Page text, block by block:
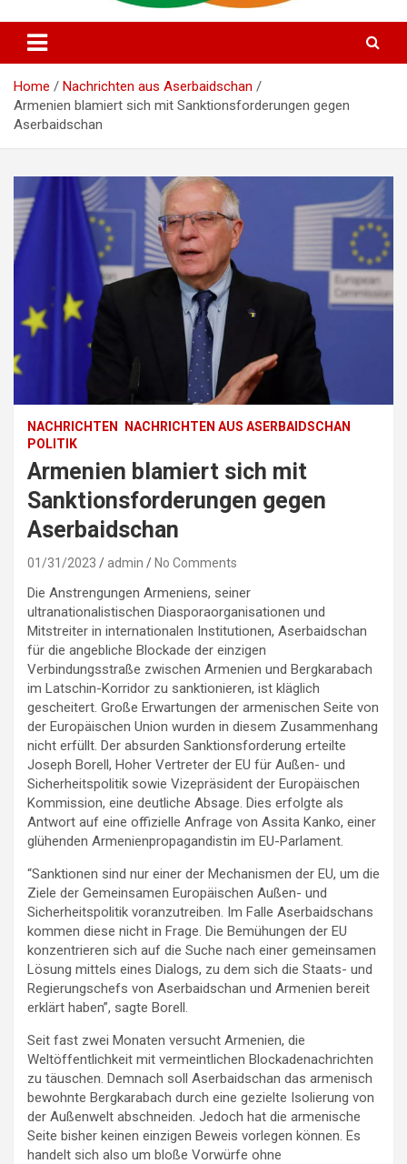
Deutsch Aserbaidschanisches
Kulturhaus e.V
Home
Nachrichten aus Aserbaidschan
Armenien blamiert sich mit Sanktionsforderungen gegen
Aserbaidschan
NACHRICHTEN
NACHRICHTEN AUS ASERBAIDSCHAN
POLITIK
Armenien blamiert sich mit
Sanktionsforderungen gegen
Aserbaidschan
01/31/2023 admin No Comments
Die Anstrengungen Armeniens, seiner
ultranationalistischen Diasporaorganisationen und
Mitstreiter in internationalen Institutionen, Aserbaidschan
für die angebliche Blockade der einzigen
Verbindungsstraße zwischen Armenien und Bergkarabach
im Latschin-Korridor zu sanktionieren, ist kläglich
gescheitert. Große Erwartungen der armenischen Seite von
der Europäischen Union wurden in diesem Zusammenhang
nicht erfüllt. Der absurden Sanktionsforderung erteilte
Joseph Borell, Hoher Vertreter der EU für Außen- und
Sicherheitspolitik sowie Vizepräsident der Europäischen
Kommission, eine deutliche Absage. Dies erfolgte als
Antwort auf eine offizielle Anfrage von Assita Kanko, einer
glühenden Armenienpropagandistin im EU-Parlament.
“Sanktionen sind nur einer der Mechanismen der EU, um die
Ziele der Gemeinsamen Europäischen Außen- und
Sicherheitspolitik voranzutreiben. Im Falle Aserbaidschans
kommen diese nicht in Frage. Die Bemühungen der EU
konzentrieren sich auf die Suche nach einer gemeinsamen
Lösung mittels eines Dialogs, zu dem sich die Staats- und
Regierungschefs von Aserbaidschan und Armenien bereit
erklärt haben”, sagte Borell.
Seit fast zwei Monaten versucht Armenien, die
Weltöffentlichkeit mit vermeintlichen Blockadenachrichten
zu täuschen. Demnach soll Aserbaidschan das armenisch
bewohnte Bergkarabach durch eine gezielte Isolierung von
der Außenwelt abschneiden. Jedoch hat die armenische
Seite bisher keinen einzigen Beweis vorlegen können. Es
handelt sich also um bloße Vorwürfe ohne